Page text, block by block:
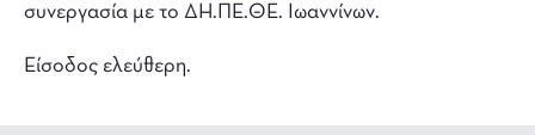
συνεργασία με το ΔΗ.ΠΕ.ΘΕ. Ιωαννίνων.
Είσοδος ελεύθερη.